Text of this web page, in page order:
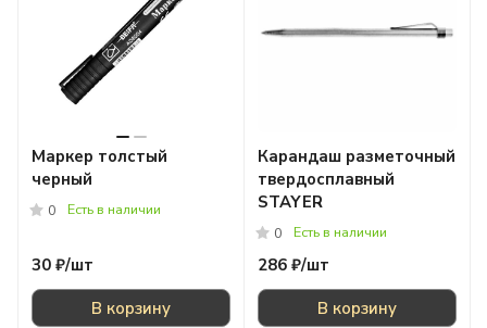
Маркер толстый
черный
0 Есть в наличии
30 ₽/шт
В корзину
Карандаш разметочный
твердосплавный
STAYER
0 Есть в наличии
286 ₽/шт
В корзину